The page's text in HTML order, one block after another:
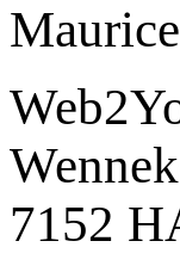
7152